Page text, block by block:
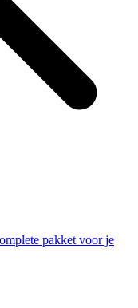
pakket voor je